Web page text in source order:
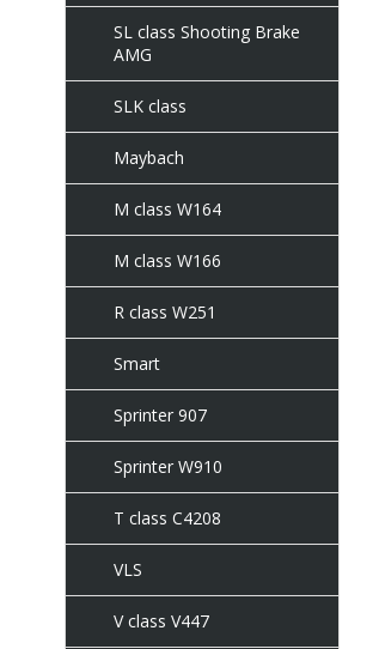
SL class Shooting Brake
AMG
SLK class
Maybach
M class W164
M class W166
R class W251
Smart
Sprinter 907
Sprinter W910
T class C4208
VLS
V class V447